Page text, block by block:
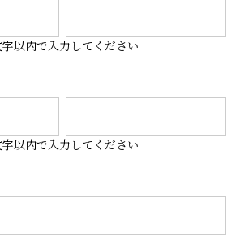
以内で入力してください
以内で入力してください